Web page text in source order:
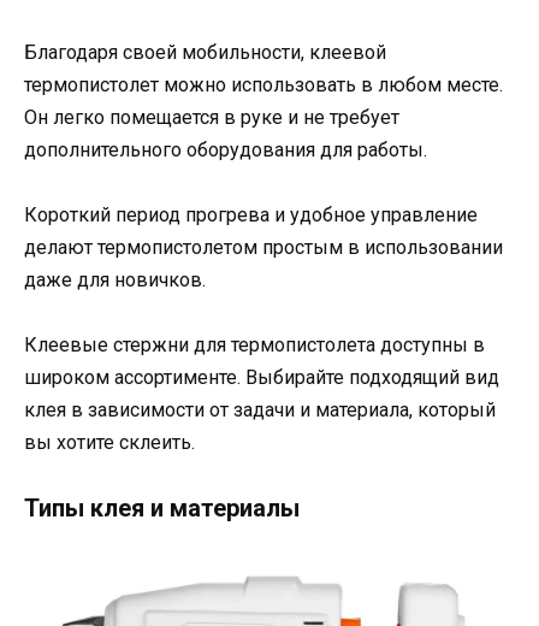
Благодаря своей мобильности, клеевой
термопистолет можно использовать в любом месте.
Он легко помещается в руке и не требует
дополнительного оборудования для работы.
Короткий период прогрева и удобное управление
делают термопистолетом простым в использовании
даже для новичков.
Клеевые стержни для термопистолета доступны в
широком ассортименте. Выбирайте подходящий вид
клея в зависимости от задачи и материала, который
вы хотите склеить.
Типы клея и материалы